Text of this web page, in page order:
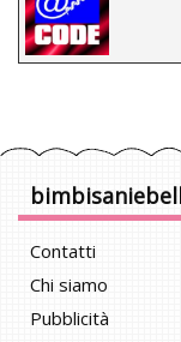
Contatti
Chi siamo
Pubblicità